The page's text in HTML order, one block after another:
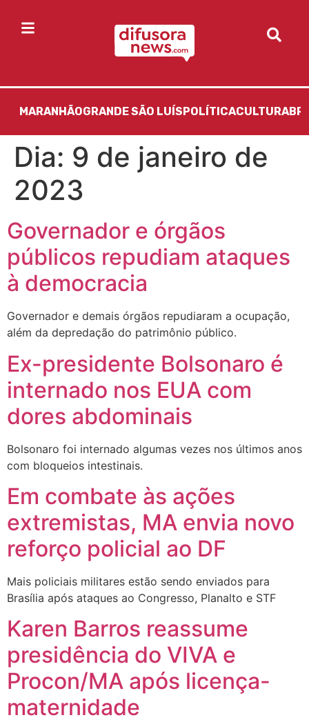
MARANHÃOGRANDE SÃO LUÍS POLÍTICACULTURA
Dia: 9 de janeiro de
2023
Governador e órgãos
públicos repudiam ataques
à democracia
Governador e demais órgãos repudiaram a ocupação,
além da depredação do patrimônio público.
Ex-presidente Bolsonaro é
internado nos EUA com
dores abdominais
Bolsonaro foi internado algumas vezes nos últimos anos
com bloqueios intestinais.
Em combate às ações
extremistas, MA envia novo
reforço policial ao DF
Mais policiais militares estão sendo enviados para
Brasília após ataques ao Congresso, Planalto e STF
Karen Barros reassume
presidência do VIVA e
Procon/MA após licença-
maternidade